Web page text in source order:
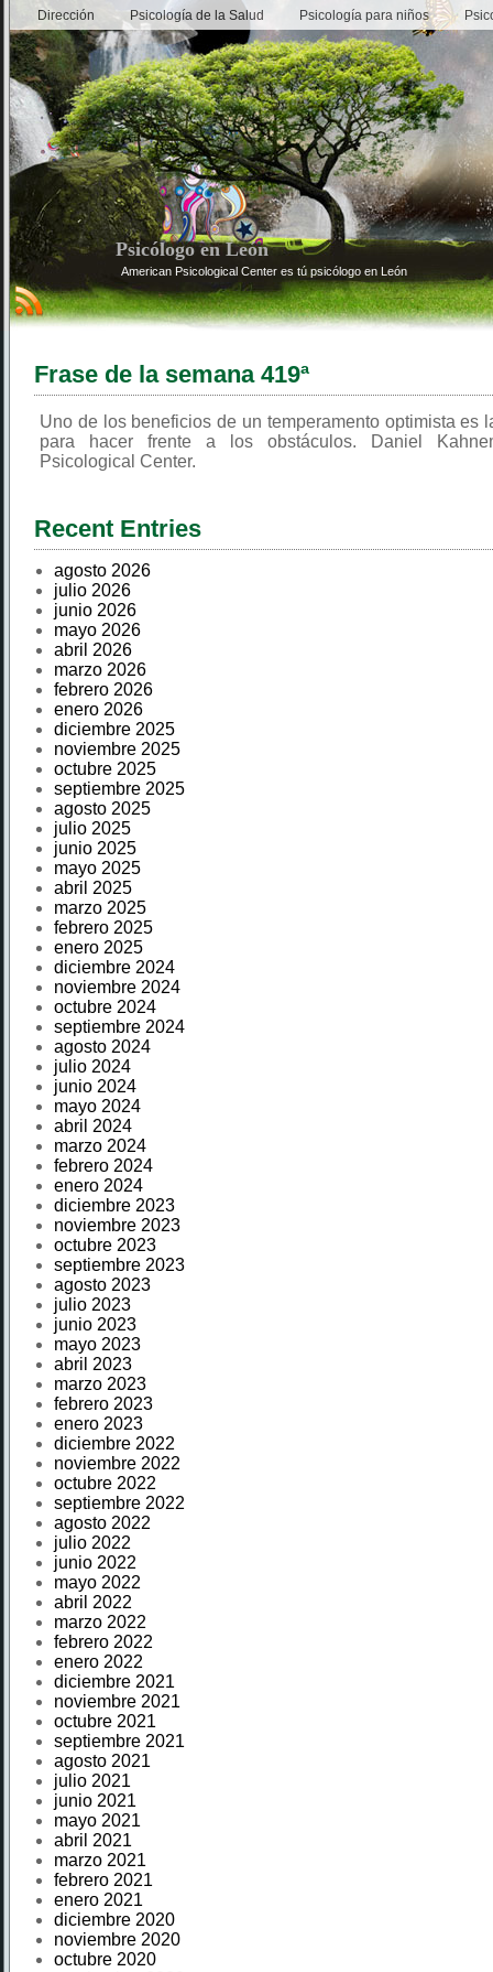
Dirección Psicología de la Salud Psicología para niños
Psicólogo en León
American Psicological Center es tú psicólogo en León
Frase de la semana 419ª
Uno de los beneficios de un temperamento optimista es
para hacer frente a los obstáculos. Daniel
Psicological Center.
Recent Entries
agosto 2026
julio 2026
junio 2026
mayo 2026
abril 2026
marzo 2026
febrero 2026
enero 2026
diciembre 2025
noviembre 2025
octubre 2025
septiembre 2025
agosto 2025
julio 2025
junio 2025
mayo 2025
abril 2025
marzo 2025
febrero 2025
enero 2025
diciembre 2024
noviembre 2024
octubre 2024
septiembre 2024
agosto 2024
julio 2024
junio 2024
mayo 2024
abril 2024
marzo 2024
febrero 2024
enero 2024
diciembre 2023
noviembre 2023
octubre 2023
septiembre 2023
agosto 2023
julio 2023
junio 2023
mayo 2023
abril 2023
marzo 2023
febrero 2023
enero 2023
diciembre 2022
noviembre 2022
octubre 2022
septiembre 2022
agosto 2022
julio 2022
junio 2022
mayo 2022
abril 2022
marzo 2022
febrero 2022
enero 2022
diciembre 2021
noviembre 2021
octubre 2021
septiembre 2021
agosto 2021
julio 2021
junio 2021
mayo 2021
abril 2021
marzo 2021
febrero 2021
enero 2021
diciembre 2020
noviembre 2020
octubre 2020